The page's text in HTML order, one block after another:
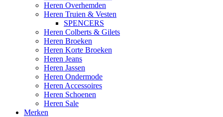
Heren Overhemden
Heren Truien & Vesten
SPENCERS
Heren Colberts & Gilets
Heren Broeken
Heren Korte Broeken
Heren Jeans
Heren Jassen
Heren Ondermode
Heren Accessoires
Heren Schoenen
Heren Sale
Merken